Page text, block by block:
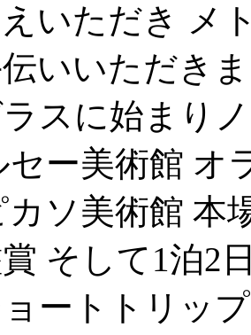
いただき メ
いいただき
スに始まり
セー美術館 オ
カソ美術館 本
そして1泊2
ートトリッ